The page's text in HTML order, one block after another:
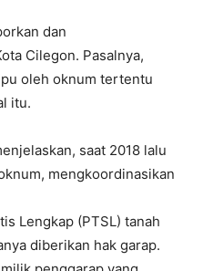
dan
Cilegon. Pasalnya,
oleh oknum tertentu
itu.
saat 2018 lalu
mengkoordinasikan
Lengkap (PTSL) tanah
diberikan hak garap.